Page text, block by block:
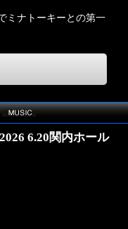
ミナトーキーとの第一
6.20関内ホール